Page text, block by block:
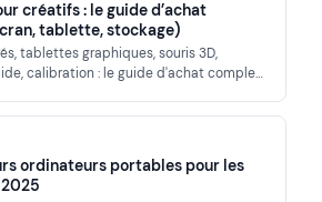
créatifs : le guide d’achat
tablette, stockage)
tablettes graphiques, souris 3D,
calibration : le guide d'achat complet
ordinateurs portables pour les